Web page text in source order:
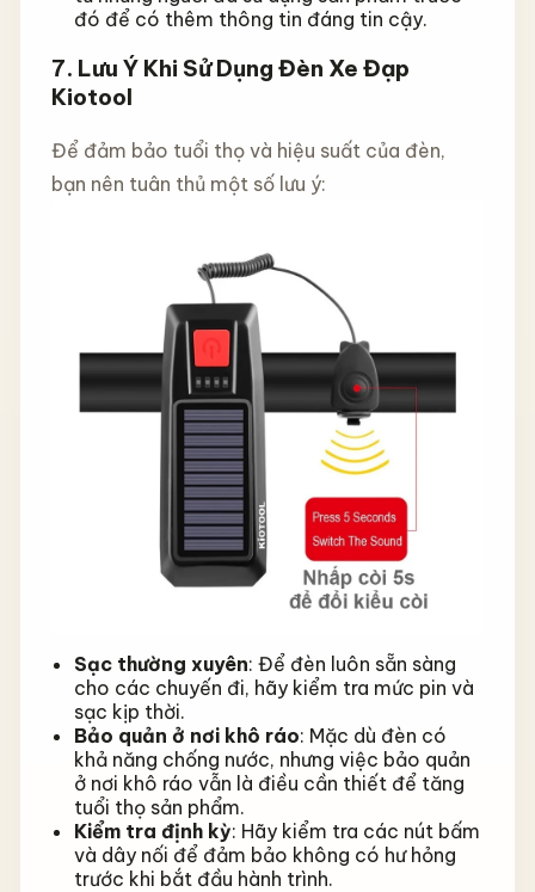
đó để có thêm thông tin đáng tin cậy.
7. Lưu Ý Khi Sử Dụng Đèn Xe Đạp
Kiotool
Để đảm bảo tuổi thọ và hiệu suất của đèn,
bạn nên tuân thủ một số lưu ý:
Sạc thường xuyên: Để đèn luôn sẵn sàng
cho các chuyến đi, hãy kiểm tra mức pin và
sạc kịp thời.
Bảo quản ở nơi khô ráo: Mặc dù đèn có
khả năng chống nước, nhưng việc bảo quản
ở nơi khô ráo vẫn là điều cần thiết để tăng
tuổi thọ sản phẩm.
Kiểm tra định kỳ: Hãy kiểm tra các nút bấm
và dây nối để đảm bảo không có hư hỏng
trước khi bắt đầu hành trình.